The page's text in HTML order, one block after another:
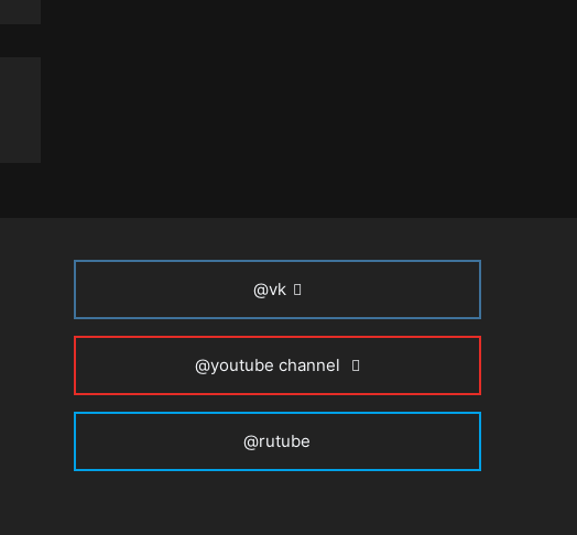
@vk
@youtube channel
@rutube